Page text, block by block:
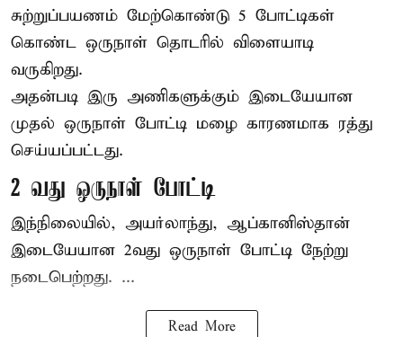
சுற்றுப்பயணம் மேற்கொண்டு 5 போட்டிகள்
கொண்ட ஒருநாள் தொடரில் விளையாடி
வருகிறது.
அதன்படி இரு அணிகளுக்கும் இடையேயான
முதல் ஒருநாள் போட்டி மழை காரணமாக ரத்து
செய்யப்பட்டது.
2 வது ஒருநாள் போட்டி
இந்நிலையில், அயர்லாந்து, ஆப்கானிஸ்தான்
இடையேயான 2வது ஒருநாள் போட்டி நேற்று
நடைபெற்றது. ...
Read More